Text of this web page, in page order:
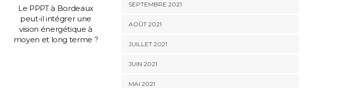
Le PPPT à Bordeaux
peut-il intégrer une
vision énergétique à
moyen et long terme ?
Comment savoir si
correctement évalué
Chaponost ?
SEPTEMBRE 2021
AOÛT 2021
JUILLET 2021
JUIN 2021
MAI 2021